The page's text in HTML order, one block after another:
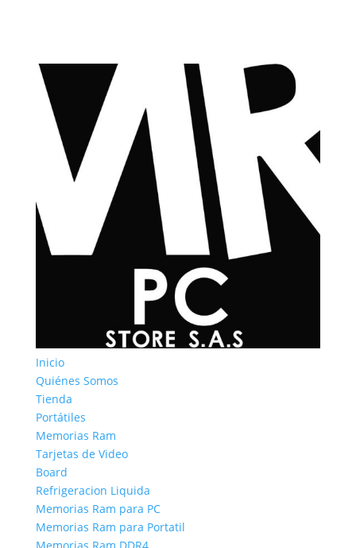
Inicio
Quiénes Somos
Tienda
Portátiles
Memorias Ram
Tarjetas de Video
Board
Refrigeracion Liquida
Memorias Ram para PC
Memorias Ram para Portatil